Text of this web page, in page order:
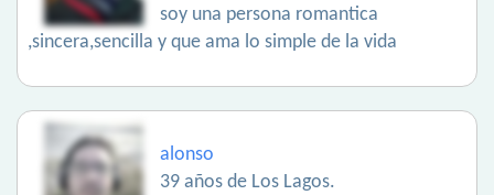
soy una persona romantica
,sincera,sencilla y que ama lo simple de la vida
alonso
39 años de Los Lagos.